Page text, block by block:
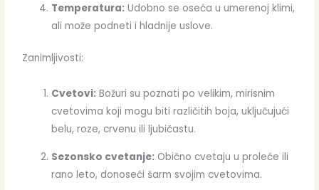
Temperatura: Udobno se oseća u umerenoj klimi,
ali može podneti i hladnije uslove.
Zanimljivosti:
Cvetovi: Božuri su poznati po velikim, mirisnim
cvetovima koji mogu biti različitih boja, uključujući
belu, roze, crvenu ili ljubičastu.
Sezonsko cvetanje: Obično cvetaju u proleće ili
rano leto, donoseći šarm svojim cvetovima.